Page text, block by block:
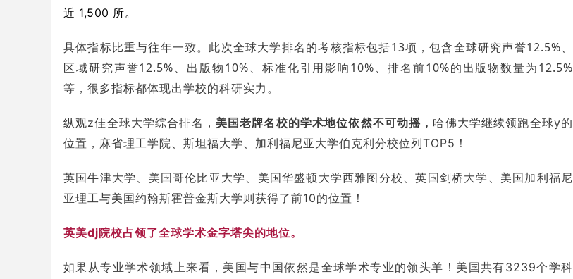
近 1,500 所。
具体指标比重与往年一致。此次全球大学排名的考核指标包括13项，包含全球研究声誉12.5%、
区域研究声誉12.5%、出版物10%、标准化引用影响10%、排名前10%的出版物数量为12.5%
等，很多指标都体现出学校的科研实力。
纵观z佳全球大学综合排名， 美国老牌名校的学术地位依然不可动摇， 哈佛大学继续领跑全球y的
位置，麻省理工学院、斯坦福大学、加利福尼亚大学伯克利分校位列TOP5！
英国牛津大学、美国哥伦比亚大学、美国华盛顿大学西雅图分校、英国剑桥大学、美国加利福尼
亚理工与美国约翰斯霍普金斯大学则获得了前10的位置！
英美dj院校占领了全球学术金字塔尖的地位。
如果从专业学术领域上来看，美国与中国依然是全球学术专业的领头羊！美国共有3239个学科